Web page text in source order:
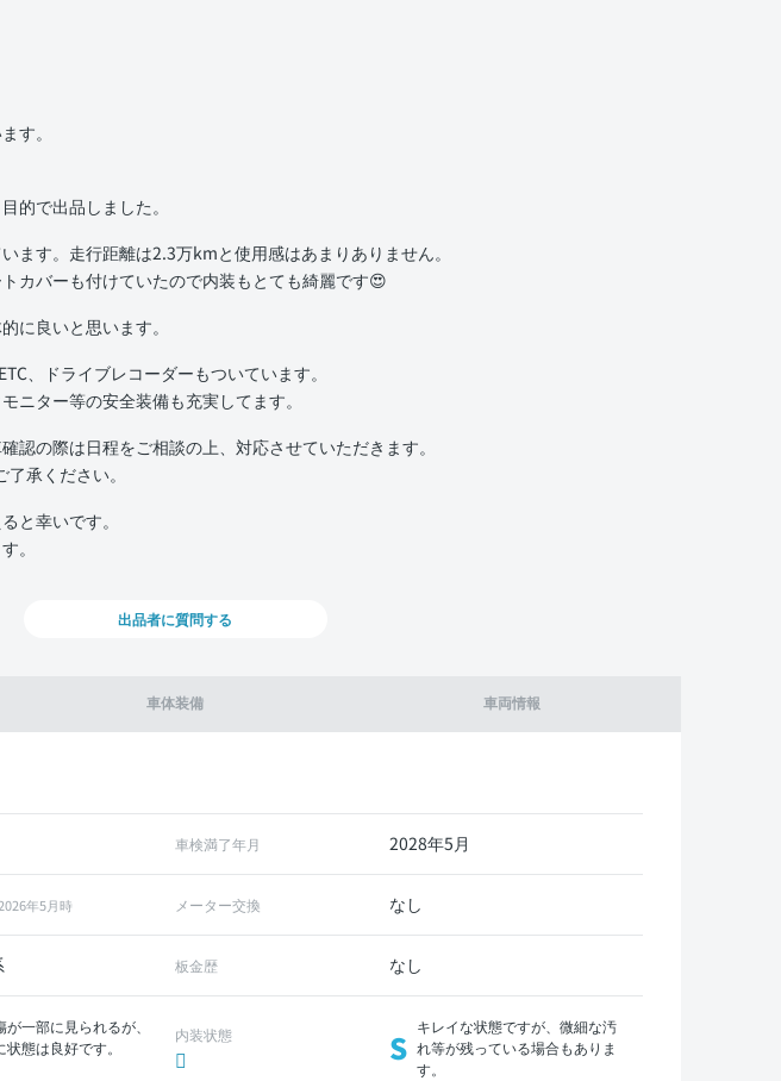
車体装備 車両情報
車検満了年月 2028年5月
年5月時 メーター交換 なし
板金歴 なし
一部に見られるが、
態は良好です。
内装状態 S
キレイな状態ですが、微細な汚
れ等が残っている場合もありま
す。
す。
的で出品しました。
ます。走行距離は2.3万kmと使用感はあまりありません。
カバーも付けていたので内装もとても綺麗です😍
に良いと思います。
、ドライブレコーダーもついています。
ニター等の安全装備も充実してます。
認の際は日程をご相談の上、対応させていただきます。
承ください。
と幸いです。
。
出品者に質問する